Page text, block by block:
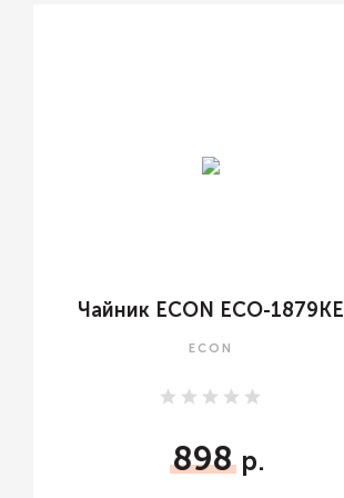
Чайник ECON ECO-1879KE
ECON
898